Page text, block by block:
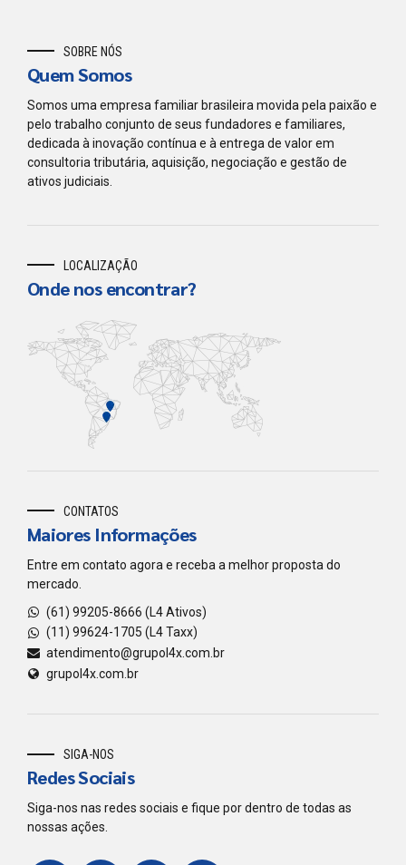
SOBRE NÓS
Quem Somos
Somos uma empresa familiar brasileira movida pela paixão e
pelo trabalho conjunto de seus fundadores e familiares,
dedicada à inovação contínua e à entrega de valor em
consultoria tributária, aquisição, negociação e gestão de
ativos judiciais.
LOCALIZAÇÃO
Onde nos encontrar?
CONTATOS
Maiores Informações
Entre em contato agora e receba a melhor proposta do
mercado.
(61) 99205-8666 (L4 Ativos)
(11) 99624-1705 (L4 Taxx)
atendimento@grupol4x.com.br
grupol4x.com.br
SIGA-NOS
Redes Sociais
Siga-nos nas redes sociais e fique por dentro de todas as
nossas ações.